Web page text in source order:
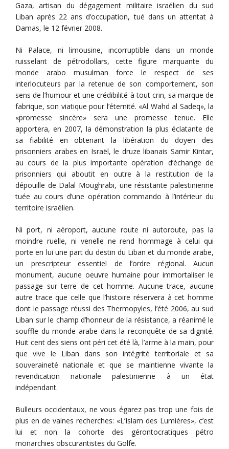
Gaza, artisan du dégagement militaire israélien du sud
Liban après 22 ans d’occupation, tué dans un attentat à
Damas, le 12 février 2008.
Ni Palace, ni limousine, incorruptible dans un monde
ruisselant de pétrodollars, cette figure marquante du
monde arabo musulman force le respect de ses
interlocuteurs par la retenue de son comportement, son
sens de l’humour et une crédibilité à tout crin, sa marque de
fabrique, son viatique pour l’éternité. «Al Wahd al Sadeq», la
«promesse sincère» sera une promesse tenue. Elle
apportera, en 2007, la démonstration la plus éclatante de
sa fiabilité en obtenant la libération du doyen des
prisonniers arabes en Israël, le druze libanais Samir Kintar,
au cours de la plus importante opération d’échange de
prisonniers qui aboutit en outre à la restitution de la
dépouille de Dalal Moughrabi, une résistante palestinienne
tuée au cours d’une opération commando à l’intérieur du
territoire israélien.
Ni port, ni aéroport, aucune route ni autoroute, pas la
moindre ruelle, ni venelle ne rend hommage à celui qui
porte en lui une part du destin du Liban et du monde arabe,
un prescripteur essentiel de l’ordre régional. Aucun
monument, aucune oeuvre humaine pour immortaliser le
passage sur terre de cet homme. Aucune trace, aucune
autre trace que celle que l’histoire réservera à cet homme
dont le passage réussi des Thermopyles, l’été 2006, au sud
Liban sur le champ d’honneur de la résistance, a réanimé le
souffle du monde arabe dans la reconquête de sa dignité.
Huit cent des siens ont péri cet été là, l’arme à la main, pour
que vive le Liban dans son intégrité territoriale et sa
souveraineté nationale et que se maintienne vivante la
revendication nationale palestinienne à un état
indépendant.
Bulleurs occidentaux, ne vous égarez pas trop une fois de
plus en de vaines recherches: «L’Islam des Lumières», c’est
lui et non la cohorte des gérontocratiques pétro
monarchies obscurantistes du Golfe.